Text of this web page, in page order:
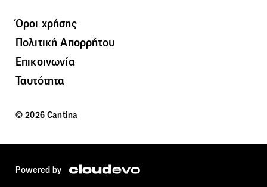
Όροι χρήσης
Πολιτική Απορρήτου
Επικοινωνία
Ταυτότητα
© 2026 Cantina
Powered by